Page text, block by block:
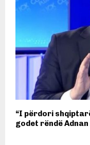
“I përdori
godet rëndë Adnan